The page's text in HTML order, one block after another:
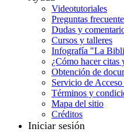
Videotutoriales
Preguntas
Dudas y
Cursos y talleres
Infografía "La
¿Cómo hacer citas
Obtención de
Servicio de
Términos y
Mapa del sitio
Créditos
Iniciar sesión